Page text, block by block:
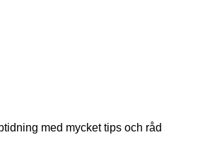
med mycket tips och råd